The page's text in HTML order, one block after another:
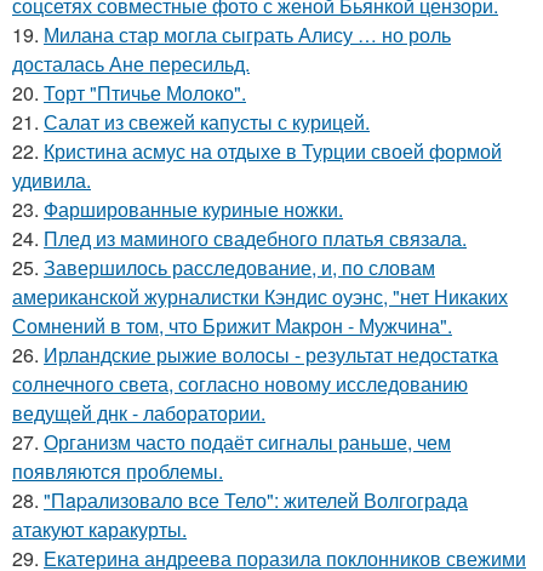
19. Милана стар могла сыграть Алису … но роль
досталась Ане пересильд.
20. Торт "Птичье Молоко".
21. Салат из свежей капусты с курицей.
22. Кристина асмус на отдыхе в Турции своей формой
удивила.
23. Фаршированные куриные ножки.
24. Плед из маминого свадебного платья связала.
25. Завершилось расследование, и, по словам
американской журналистки Кэндис оуэнс, "нет Никаких
Сомнений в том, что Брижит Макрон - Мужчина".
26. Ирландские рыжие волосы - результат недостатка
солнечного света, согласно новому исследованию
ведущей днк - лаборатории.
27. Организм часто подаёт сигналы раньше, чем
появляются проблемы.
28. "Пapализовало все Тело": жителей Волгограда
атакуют каракурты.
29. Екатерина андреева поразила поклонников свежими